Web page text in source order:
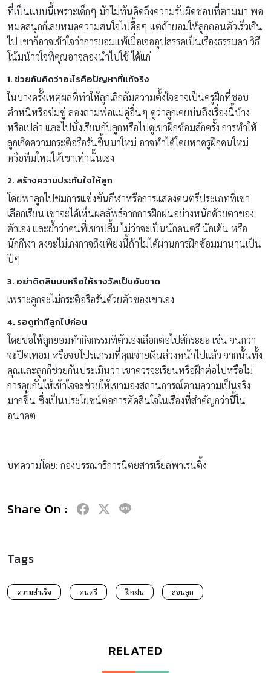
ที่เป็นแบบนี้เพราะเด็กๆ มักไม่ทันคิดถึงความรับผิดชอบที่ตามมา พอ
หมดสนุกก็เลยหมดความสนใจไปดื้อๆ แต่ถ้ายอมให้ลูกถอนตัวเร็วเกิน
ไป เขาก็อาจเข้าใจว่าการยอมแพ้เมื่อเจออุปสรรคเป็นเรื่องธรรมดา วิธี
โน้มน้าวใจที่คุณอาจลองนำไปใช้ ได้แก่
1. ช่วยกันคิดว่าอะไรคือปัญหาที่แท้จริง
ในบางครั้งเหตุผลที่ทำให้ลูกเลิกล้มความตั้งใจอาจเป็นครูฝึกที่ชอบ
ตำหนิหรือข่มขู่ ลองถามพ่อแม่คู่อื่นๆ ดูว่าลูกเคยบ่นถึงเรื่องนี้บ้าง
หรือเปล่า และไปนั่งเรียนกับลูกหรือไปดูเขาฝึกซ้อมสักครั้ง การทำให้
ลูกเกิดความกระตือรือร้นขึ้นมาใหม่ อาจทำได้โดยหาครูฝึกคนใหม่
หรือทีมใหม่ให้เขาเท่านั้นเอง
2. สร้างความประทับใจให้ลูก
โดยพาลูกไปชมการแข่งขันกีฬาหรือการแสดงดนตรีประเภทที่เขา
เลือกเรียน เขาจะได้เห็นผลลัพธ์จากการฝึกฝนอย่างหนักด้วยตาของ
ตัวเอง และย้ำว่าคนที่เขาปลื้ม ไม่ว่าจะเป็นนักดนตรี นักเต้น หรือ
นักกีฬา คงจะไม่เก่งกาจถึงเพียงนี้ถ้าไม่ได้ผ่านการฝึกซ้อมมานานเป็น
ปีๆ
3. อย่าติดสินบนหรือให้รางวัลเป็นอันขาด
เพราะลูกจะไม่กระตือรือร้นด้วยตัวของเขาเอง
4. รอดูท่าทีลูกไปก่อน
โดยขอให้ลูกยอมทำกิจกรรมที่ตัวเองเลือกต่อไปสักระยะ เช่น จนกว่า
จะปิดเทอม หรือจบโปรแกรมที่คุณจ่ายเงินล่วงหน้าไปแล้ว จากนั้นทั้ง
คุณและลูกก็ช่วยกันประเมินว่า เขาควรจะเรียนหรือฝึกต่อไปหรือไม่
การคุยกันให้เข้าใจจะช่วยให้เขามองสถานการณ์ตามความเป็นจริง
มากขึ้น ซึ่งเป็นประโยชน์ต่อการตัดสินใจในเรื่องที่สำคัญกว่านี้ใน
อนาคต
บทความโดย: กองบรรณาธิการนิตยสารเรียลพาเรนติ้ง
Share On :
Tags
ความสำเร็จ ดนตรี ฝึกฝน สอนลูก
RELATED